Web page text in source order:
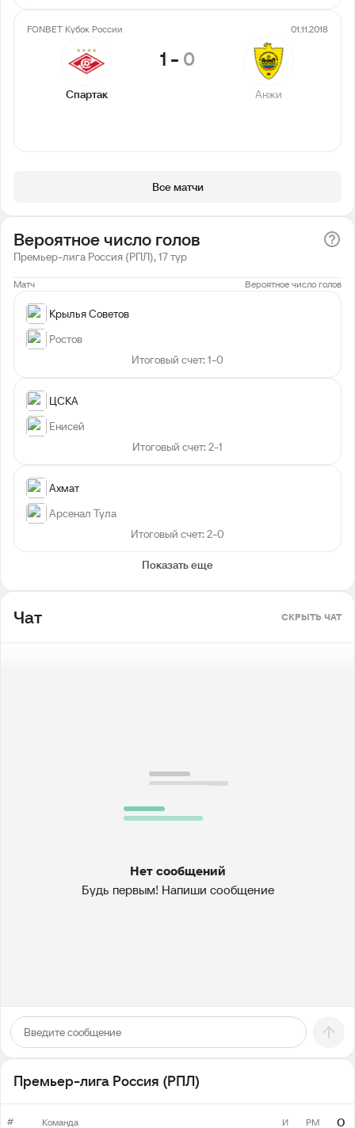
FONBET Кубок России 01.11.2018
Спартак
1 - 0
Анжи
Все матчи
Вероятное число голов
Премьер-лига Россия (РПЛ), 17 тур
Матч Вероятное число голов
Крылья Советов
Ростов
Итоговый счет: 1-0
ЦСКА
Енисей
Итоговый счет: 2-1
Ахмат
Арсенал Тула
Итоговый счет: 2-0
Показать еще
Чат СКРЫТЬ ЧАТ
Нет сообщений
Будь первым! Напиши сообщение
Премьер-лига Россия (РПЛ)
# Команда И РМ О